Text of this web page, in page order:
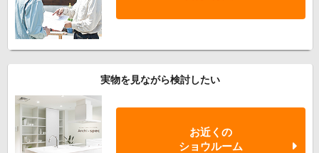
実物を見ながら検討したい
お近くの
ショウルーム